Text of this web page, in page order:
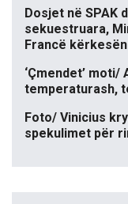
Dosjet në SPAK
sekuestruara,
Francë
‘Çmendet’
temperaturash,
Foto/ Vinicius
spekulimet për